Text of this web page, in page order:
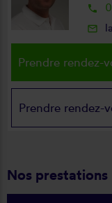
local_phone
mail_outline
Prendre rendez-
Prendre rendez-
Nos prestations